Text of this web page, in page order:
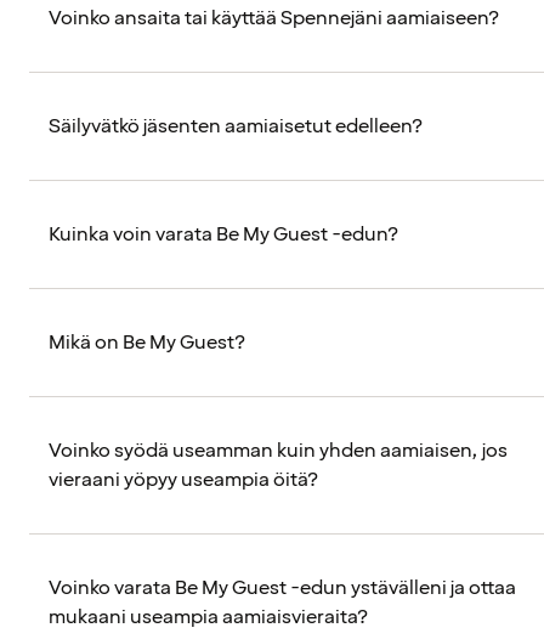
Voinko ansaita tai käyttää Spennejäni aamiaiseen?
Säilyvätkö jäsenten aamiaisetut edelleen?
Kuinka voin varata Be My Guest -edun?
Mikä on Be My Guest?
Voinko syödä useamman kuin yhden aamiaisen, jos
vieraani yöpyy useampia öitä?
Voinko varata Be My Guest -edun ystävälleni ja ottaa
mukaani useampia aamiaisvieraita?